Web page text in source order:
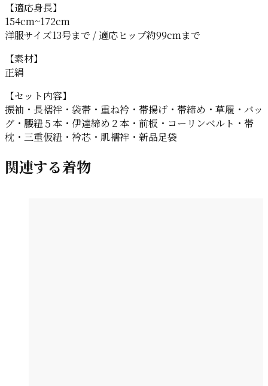
【適応身長】
154cm~172cm
洋服サイズ13号まで / 適応ヒップ約99cmまで
【素材】
正絹
【セット内容】
振袖・長襦袢・袋帯・重ね衿・帯揚げ・帯締め・草履・バッ
グ・腰紐５本・伊達締め２本・前板・コーリンベルト・帯
枕・三重仮紐・衿芯・肌襦袢・新品足袋
関連する着物